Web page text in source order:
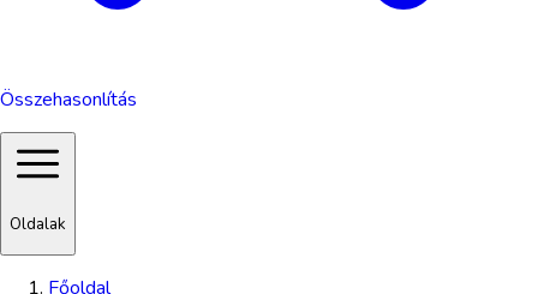
Összehasonlítás
Oldalak
Főoldal